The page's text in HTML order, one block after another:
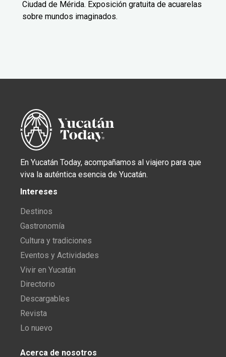
Ciudad de Mérida. Exposición gratuita de acuarelas
sobre mundos imaginados.
En Yucatán Today, acompañamos al viajero para que
viva la auténtica esencia de Yucatán.
Intereses
Destinos
Gastronomía
Cultura y tradiciones
Eventos y Actividades
Vivir en Yucatán
Directorio
Descargables
Revista
Lo nuevo
Acerca de nosotros